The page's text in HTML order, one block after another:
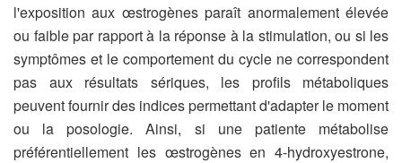
l'exposition aux œstrogènes paraît anormalement élevée
ou faible par rapport à la réponse à la stimulation, ou si les
symptômes et le comportement du cycle ne correspondent
pas aux résultats sériques, les profils métaboliques
peuvent fournir des indices permettant d'adapter le moment
ou la posologie. Ainsi, si une patiente métabolise
préférentiellement les œstrogènes en 4-hydroxyestrone,